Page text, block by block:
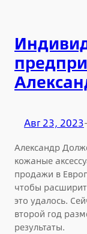
Авг 23, 2023
Александр
кожаные
продажи в
чтобы
это удалось.
второй год
результаты.